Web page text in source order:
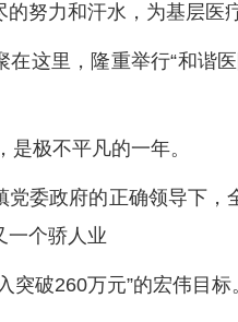
努力和汗水，为基层医
这里，隆重举行“和谐
是极不平凡的一年。
党委政府的正确领导下，
一个骄人业
突破260万元”的宏伟目标